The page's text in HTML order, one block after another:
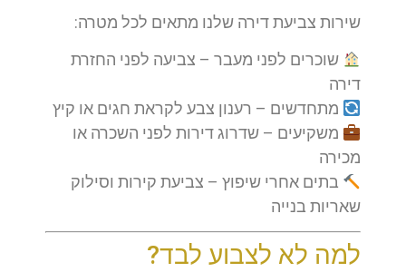
שירות צביעת דירה שלנו מתאים לכל מטרה:
שוכרים לפני מעבר – צביעה לפני החזרת
דירה
מתחדשים – רענון צבע לקראת חגים או קיץ
משקיעים – שדרוג דירות לפני השכרה או
מכירה
בתים אחרי שיפוץ – צביעת קירות וסילוק
שאריות בנייה
למה לא לצבוע לבד?